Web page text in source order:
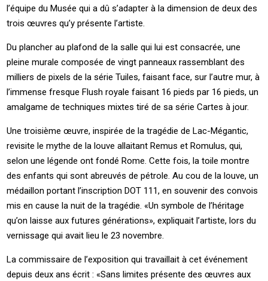
l’équipe du Musée qui a dû s’adapter à la dimension de deux des
trois œuvres qu’y présente l’artiste.
Du plancher au plafond de la salle qui lui est consacrée, une
pleine murale composée de vingt panneaux rassemblant des
milliers de pixels de la série Tuiles, faisant face, sur l’autre mur, à
l’immense fresque Flush royale faisant 16 pieds par 16 pieds, un
amalgame de techniques mixtes tiré de sa série Cartes à jour.
Une troisième œuvre, inspirée de la tragédie de Lac-Mégantic,
revisite le mythe de la louve allaitant Remus et Romulus, qui,
selon une légende ont fondé Rome. Cette fois, la toile montre
des enfants qui sont abreuvés de pétrole. Au cou de la louve, un
médaillon portant l’inscription DOT 111, en souvenir des convois
mis en cause la nuit de la tragédie. «Un symbole de l’héritage
qu’on laisse aux futures générations», expliquait l’artiste, lors du
vernissage qui avait lieu le 23 novembre.
La commissaire de l’exposition qui travaillait à cet événement
depuis deux ans écrit : «Sans limites présente des œuvres aux